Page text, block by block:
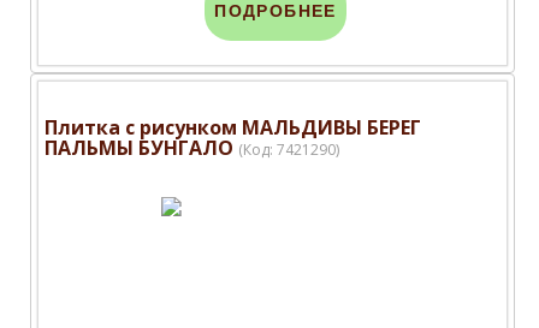
ПОДРОБНЕЕ
Плитка с рисунком МАЛЬДИВЫ БЕРЕГ
ПАЛЬМЫ БУНГАЛО (Код: 7421290)